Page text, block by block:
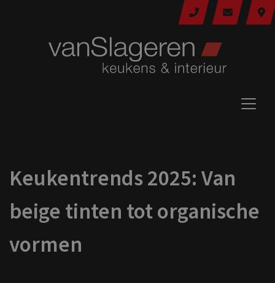
Keukentrends 2025: Van
beige tinten tot organische
vormen